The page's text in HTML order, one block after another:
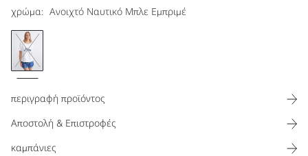
χρώμα: Ανοιχτό Ναυτικό Μπλε Εμπριμέ
περιγραφή προϊόντος
Αποστολή & Επιστροφές
καμπάνιες